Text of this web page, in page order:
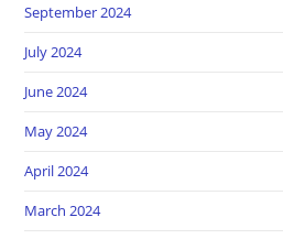
September 2024
July 2024
June 2024
May 2024
April 2024
March 2024